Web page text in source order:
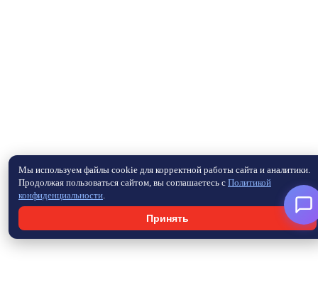
Мы используем файлы cookie для корректной работы сайта и аналитики.
Продолжая пользоваться сайтом, вы соглашаетесь с Политикой
конфиденциальности.
Принять